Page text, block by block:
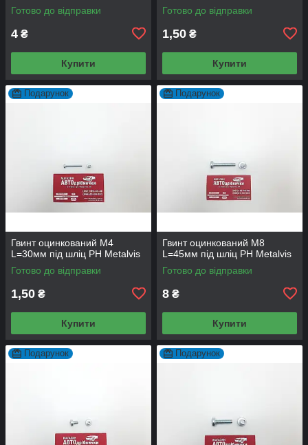
Готово до відправки
4 ₴
Купити
Готово до відправки
1,50 ₴
Купити
Подарунок
Гвинт оцинкований М4
L=30мм під шліц PH Metalvis
Готово до відправки
1,50 ₴
Купити
Подарунок
Гвинт оцинкований М8
L=45мм під шліц PH Metalvis
Готово до відправки
8 ₴
Купити
Подарунок Подарунок